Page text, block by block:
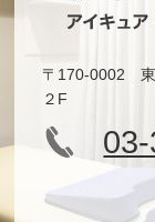
〒170-0002 東
２F